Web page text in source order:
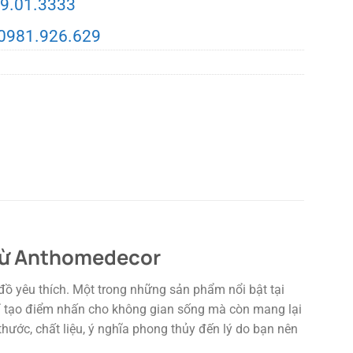
Anthomedecor
yêu thích. Một trong những sản phẩm nổi bật tại
điểm nhấn cho không gian sống mà còn mang lại
chất liệu, ý nghĩa phong thủy đến lý do bạn nên